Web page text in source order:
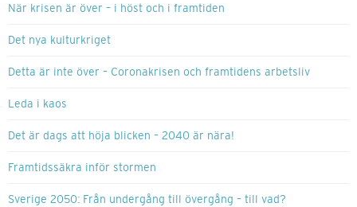
När krisen är över – i höst och i framtiden
Det nya kulturkriget
Detta är inte över – Coronakrisen och framtidens arbetsliv
Leda i kaos
Det är dags att höja blicken – 2040 är nära!
Framtidssäkra inför stormen
Sverige 2050: Från undergång till övergång – till vad?